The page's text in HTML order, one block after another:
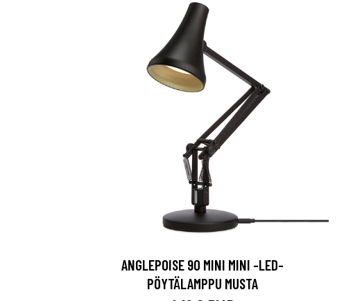
ANGLEPOISE 90 MINI MINI -LED-
PÖYTÄLAMPPU MUSTA